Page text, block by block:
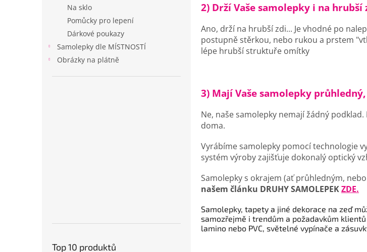
Na sklo
Pomůcky pro lepení
Dárkové poukazy
Samolepky dle MÍSTNOSTÍ
Obrázky na plátně
Top 10 produktů
2) Drží Vaše samolepky i na hrubší
Ano, drží na hrubší zdi... Je vhodné po
postupně stěrkou, nebo rukou a prstem
lépe hrubší struktuře omítky
3) Mají Vaše samolepky
Ne, naše samolepky nemají žádný
doma.
Vyrábíme samolepky pomocí technologie
systém výroby zajišťuje dokonalý optický
Samolepky s okrajem (ať průhledným,
našem článku DRUHY SAMOLEPEKZDE.
Samolepky, tapety a jiné dekorace na zeď
samozřejmě i trendům a požadavkům
lamino nebo PVC, světelné vypínače a